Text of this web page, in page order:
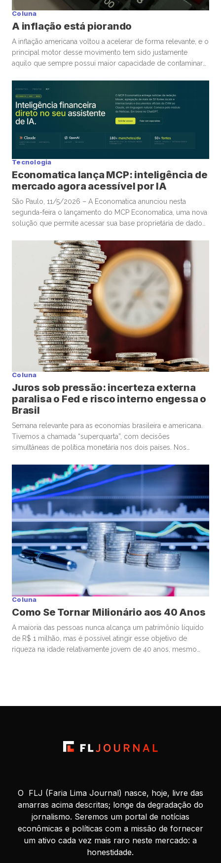
Coluna
A inflação está piorando
A inflação americana voltou a acelerar de forma relevante, e o
principal motor desse movimento tem sido justamente
aquilo que sempre possui maior capacidade de contaminar
de Ormuz trouxe novamente para o centro da discussão um
tema que […]
Tecnologia
Economatica lança MCP: inteligência de
mercado agora acessível por IA
São Paulo, 11/5/2026 – A Economatica anunciou nesta
segunda-feira o lançamento do MCP Economatica, uma nova
solução que permite acessar sua base proprietária de dados
Inteligência Artificial. A ferramenta, baseada no Model Context
Protocol (MCP), possibilita que clientes consultem dados de
mercado em linguagem natural diretamente […]
Coluna
Juros sob pressão: incerteza externa
paralisa o Fed e risco interno engessa o
Brasil
Semana relevante para as economias brasileira e americana.
Tivemos a chamada “superquarta”, com decisões
simultâneas de política monetária nos dois países. Nos
de juros. No Brasil, o Banco Central seguiu um caminho
diferente, com um corte marginal, bastante conservador.
Começando pelos Estados Unidos, o ponto […]
Coluna
Como Se Tornar Milionário aos 40 Anos
A maioria das pessoas nunca alcança um patrimônio líquido
de R$ 1 milhão, mas é possível atingir esse objetivo de
riqueza na idade relativamente jovem de 40 anos, mesmo
O FLJ (Faria Lima Journal) nasce, hoje, livre das
amarras acima descritas; longe da degradação do
jornalismo. Seremos um portal de notícias
econômicas e políticas com a missão de fornecer
um ativo cada vez mais raro neste mercado: a
honestidade.